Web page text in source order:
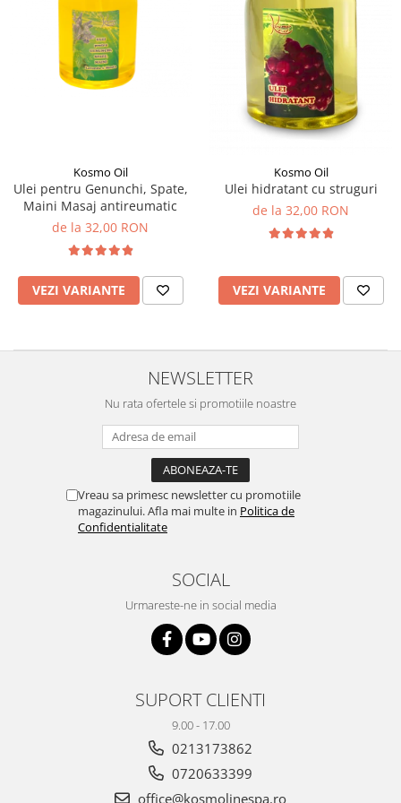
TERAPEUTIC
THAILANDEZ (LOMI-LOMI)
Kosmo Oil
Ulei pentru Genunchi, Spate,
Maini Masaj antireumatic
de la 32,00 RON
VEZI VARIANTE
Kosmo Oil
Ulei hidratant cu struguri
de la 32,00 RON
VEZI VARIANTE
NEWSLETTER
Nu rata ofertele si promotiile noastre
Vreau sa primesc newsletter cu promotiile
magazinului. Afla mai multe in Politica de
Confidentialitate
SOCIAL
Urmareste-ne in social media
SUPORT CLIENTI
9.00 - 17.00
0213173862
0720633399
office@kosmolinespa.ro